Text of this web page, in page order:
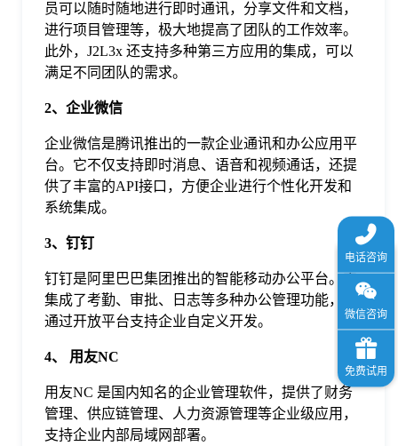
员可以随时随地进行即时通讯，分享文件和文档，
进行项目管理等，极大地提高了团队的工作效率。
此外，J2L3x 还支持多种第三方应用的集成，可以
满足不同团队的需求。
2、企业微信
企业微信是腾讯推出的一款企业通讯和办公应用平
台。它不仅支持即时消息、语音和视频通话，还提
供了丰富的API接口，方便企业进行个性化开发和
系统集成。
3、钉钉
钉钉是阿里巴巴集团推出的智能移动办公平台。它
集成了考勤、审批、日志等多种办公管理功能，并
通过开放平台支持企业自定义开发。
4、 用友NC
用友NC 是国内知名的企业管理软件，提供了财务
管理、供应链管理、人力资源管理等企业级应用，
支持企业内部局域网部署。